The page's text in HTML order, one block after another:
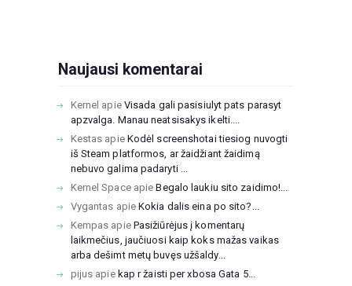
Naujausi komentarai
Kernel apie Visada gali pasisiulyt pats parasyt
apzvalga. Manau neatsisakys ikelti....
Kestas apie Kodėl screenshotai tiesiog nuvogti
iš Steam platformos, ar žaidžiant žaidimą
nebuvo galima padaryti ...
Kernel SpaceapieBegalo laukiu sito zaidimo!...
Vygantas apieKokia dalis eina po sito?...
Kempas apie Pasižiūrėjus į komentarų
laikmečius, jaučiuosi kaip koks mažas vaikas
arba dešimt metų buvęs užšaldy...
pijus apie kap r žaisti per xbosa Gata 5...